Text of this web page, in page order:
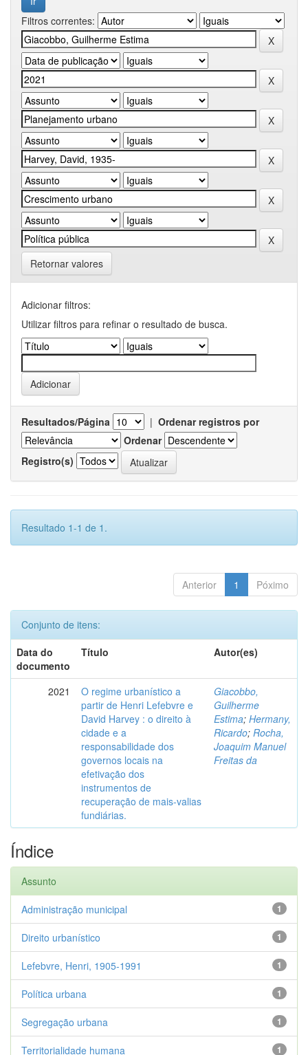
Filtros correntes:
Retornar valores
Adicionar filtros:
Utilizar filtros para refinar o resultado de busca.
Resultados/Página | Ordenar registros por
Ordenar
Registro(s)
Resultado 1-1 de 1.
Anterior 1 Póximo
Conjunto de itens:
Data do
documento
Título Autor(es)
2021
O regime urbanístico a
partir de Henri Lefebvre e
David Harvey : o direito à
cidade e a
responsabilidade dos
governos locais na
efetivação dos
instrumentos de
recuperação de mais-valias
fundiárias.
Giacobbo,
Guilherme
Estima; Hermany,
Ricardo; Rocha,
Joaquim Manuel
Freitas da
Índice
Assunto
1
Administração municipal
1
Direito urbanístico
1
Lefebvre, Henri, 1905-1991
1
Política urbana
1
Segregação urbana
1
Territorialidade humana